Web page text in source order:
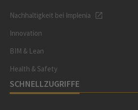
Nachhaltigkeit bei Implenia
Innovation
BIM & Lean
Health & Safety
SCHNELLZUGRIFFE